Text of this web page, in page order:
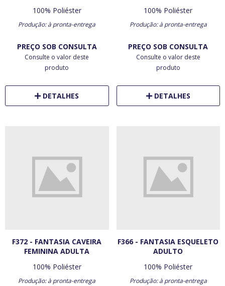
100% Poliéster
Produção: à pronta-entrega
PREÇO SOB CONSULTA
Consulte o valor deste
produto
DETALHES
100% Poliéster
Produção: à pronta-entrega
PREÇO SOB CONSULTA
Consulte o valor deste
produto
DETALHES
F372 - FANTASIA CAVEIRA
FEMININA ADULTA
100% Poliéster
Produção: à pronta-entrega
F366 - FANTASIA ESQUELETO
ADULTO
100% Poliéster
Produção: à pronta-entrega